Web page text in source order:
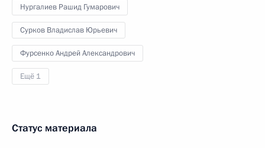
Нургалиев Рашид Гумарович
Сурков Владислав Юрьевич
Фурсенко Андрей Александрович
Ещё 1
Статус материала